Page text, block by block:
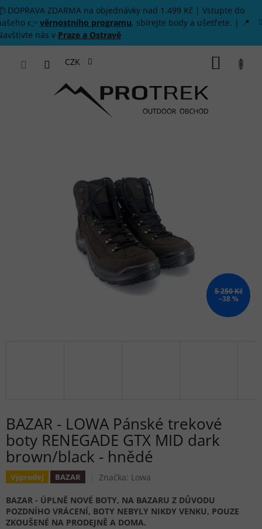
Přejít na obsah
DOPRAVA ZDARMA na objednávky nad 1.499 Kč | Vstupte do
👉 věrnostního programu, sbírejte body a ušetřete. | 📍
nás v Praze a Ostravě
CZK
5 250 Kč
–38 %
BAZAR - LOWA Pánské trekové
boty RENEGADE GTX MID dark
brown/black - hnědé
Výprodej BAZAR Značka: Lowa
BAZAR - ÚPLNĚ NOVÉ BOTY, NA BAZARU Z DŮVODU
POZDNÍHO VRÁCENÍ, BOTY NEBYLY NIKDY VENKU, POUZE
ZKOUŠENÉ NA PRODEJNĚ A DOMA.